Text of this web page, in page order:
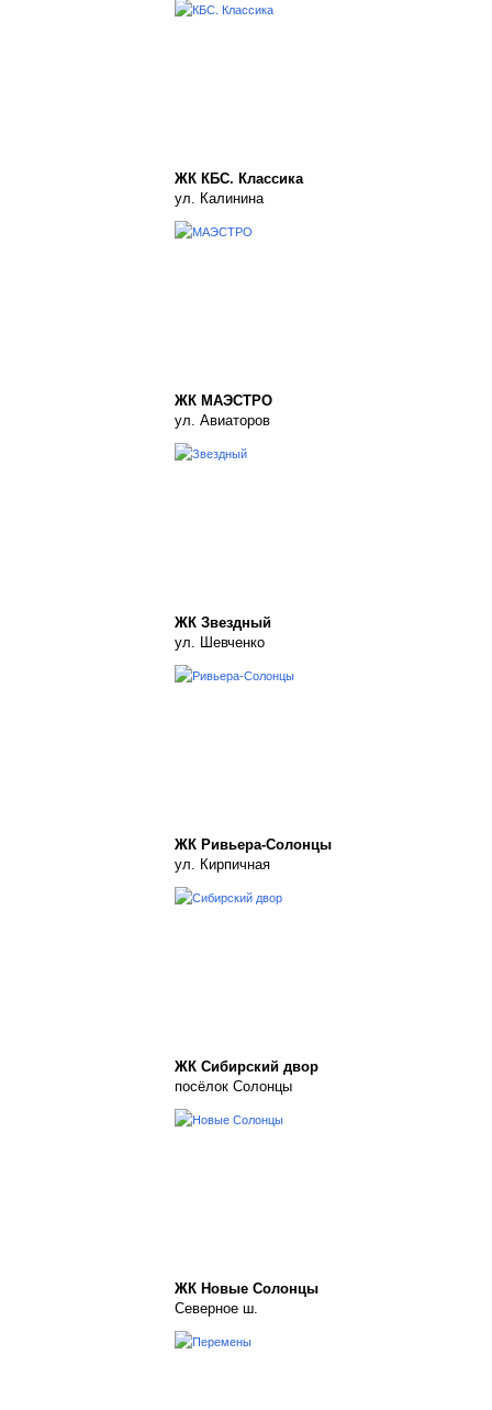
ЖК КБС. Классика
ул. Калинина
ЖК МАЭСТРО
ул. Авиаторов
ЖК Звездный
ул. Шевченко
ЖК Ривьера-Солонцы
ул. Кирпичная
ЖК Сибирский двор
посёлок Солонцы
ЖК Новые Солонцы
Северное ш.